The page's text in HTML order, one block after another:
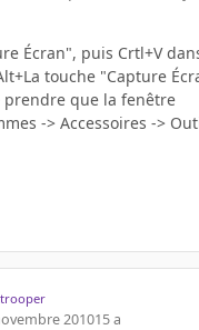
Écran", puis Crtl+V
touche "Capture
que la fenêtre
-> Accessoires ->
201015 a